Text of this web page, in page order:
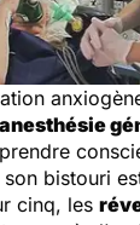
anesthésie
bistouri
cinq, les